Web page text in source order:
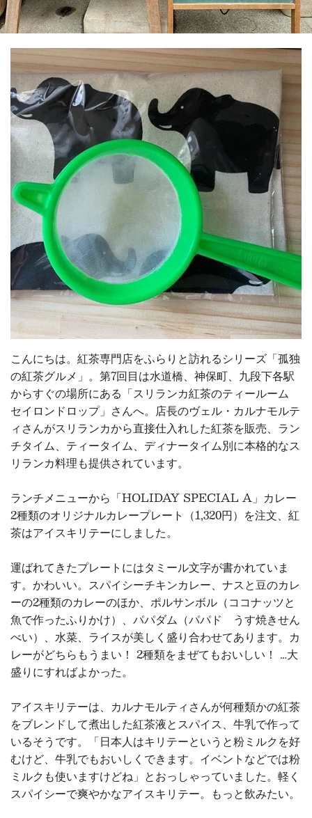
こんにちは。紅茶専門店をふらりと訪れるシリーズ「孤独
の紅茶グルメ」。第7回目は水道橋、神保町、九段下各駅
からすぐの場所にある「スリランカ紅茶のティールーム
セイロンドロップ」さんへ。店長のヴェル・カルナモルテ
ィさんがスリランカから直接仕入れした紅茶を販売、ラン
チタイム、ティータイム、ディナータイム別に本格的なス
リランカ料理も提供されています。
ランチメニューから「HOLIDAY SPECIAL A」カレー
2種類のオリジナルカレープレート（1,320円）を注文、紅
茶はアイスキリテーにしました。
運ばれてきたプレートにはタミール文字が書かれていま
す。かわいい。スパイシーチキンカレー、ナスと豆のカレ
ーの2種類のカレーのほか、ポルサンボル（ココナッツと
魚で作ったふりかけ）、パパダム（パパド うす焼きせん
べい）、水菜、ライスが美しく盛り合わせてあります。カ
レーがどちらもうまい！ 2種類をまぜてもおいしい！ …大
盛りにすればよかった。
アイスキリテーは、カルナモルティさんが何種類かの紅茶
をブレンドして煮出した紅茶液とスパイス、牛乳で作って
いるそうです。「日本人はキリテーというと粉ミルクを好
むけど、牛乳でもおいしくできます。イベントなどでは粉
ミルクも使いますけどね」とおっしゃっていました。軽く
スパイシーで爽やかなアイスキリテー。もっと飲みたい。